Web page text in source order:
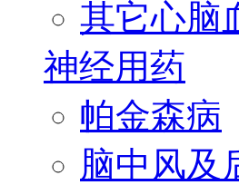
其它心脑
神经用药
帕金森病
脑中风及